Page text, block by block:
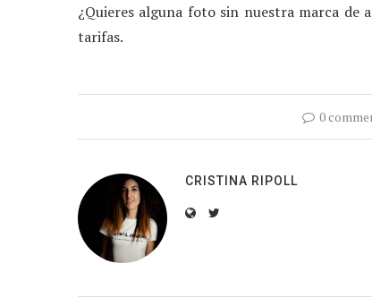
¿Quieres alguna foto sin nuestra marca de
tarifas.
0
CRISTINA RIPOLL